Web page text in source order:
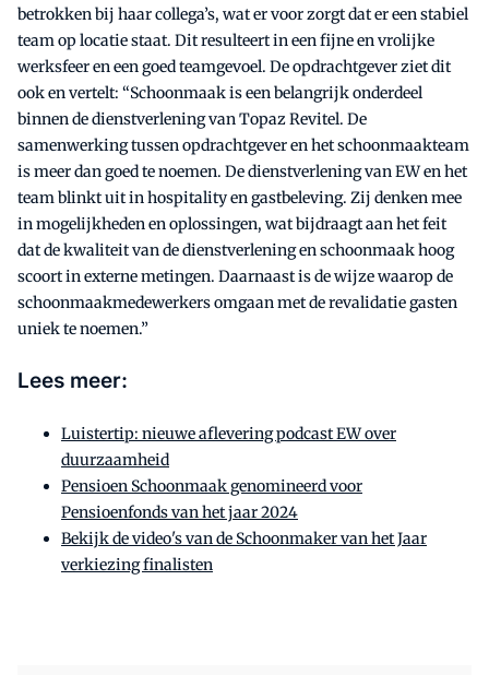
betrokken bij haar collega’s, wat er voor zorgt dat er een stabiel
team op locatie staat. Dit resulteert in een fijne en vrolijke
werksfeer en een goed teamgevoel. De opdrachtgever ziet dit
ook en vertelt: “Schoonmaak is een belangrijk onderdeel
binnen de dienstverlening van Topaz Revitel. De
samenwerking tussen opdrachtgever en het schoonmaakteam
is meer dan goed te noemen. De dienstverlening van EW en het
team blinkt uit in hospitality en gastbeleving. Zij denken mee
in mogelijkheden en oplossingen, wat bijdraagt aan het feit
dat de kwaliteit van de dienstverlening en schoonmaak hoog
scoort in externe metingen. Daarnaast is de wijze waarop de
schoonmaakmedewerkers omgaan met de revalidatie gasten
uniek te noemen.”
Lees meer:
Luistertip: nieuwe aflevering podcast EW over
duurzaamheid
Pensioen Schoonmaak genomineerd voor
Pensioenfonds van het jaar 2024
Bekijk de video's van de Schoonmaker van het Jaar
verkiezing finalisten